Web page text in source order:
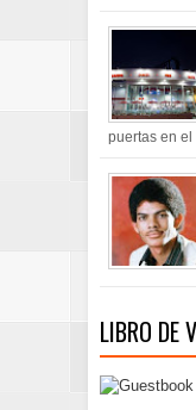
puertas en el
LIBRO DE